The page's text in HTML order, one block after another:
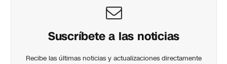
Suscríbete a las noticias
Recibe las últimas noticias y actualizaciones directamente